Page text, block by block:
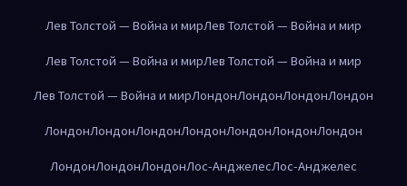
Лев Толстой — Война и мирЛев Толстой — Война и мир
Лев Толстой — Война и мирЛев Толстой — Война и мир
Лев Толстой — Война и мирЛондонЛондонЛондонЛондон
ЛондонЛондонЛондонЛондонЛондонЛондонЛондон
ЛондонЛондонЛондонЛос-АнджелесЛос-Анджелес